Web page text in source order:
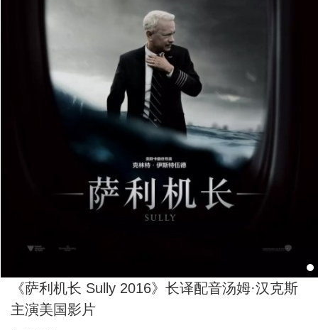
《萨利机长 Sully 2016》长译配音汤姆·汉克斯
主演美国影片